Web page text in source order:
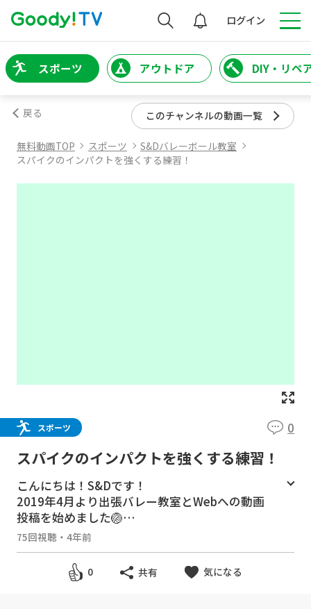
検索 ログイン
スポーツ アウトドア DIY・リペ
戻る このチャンネルの動画一覧
無料動画TOP スポーツ
S&Dバレーボール教室
スパイクのインパクトを強くする練習！
スポーツ 0
スパイクのインパクトを強くする練習！
こんにちは！S&Dです！
2019年4月より出張バレー教室とWebへの動画
投稿を始めました🏐
バレーボールに関する動画を、全て無料で配信
していきます👍
私たちの今までの経験に基づき、１人でも上達
の気づきやキッカケになってもらえればとても
75回視聴 ・ 4年前
0 共有 気になる